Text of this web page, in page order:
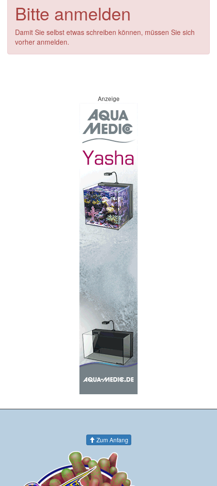
Bitte anmelden
Damit Sie selbst etwas schreiben können, müssen Sie sich
vorher anmelden.
Anzeige
Zum Anfang